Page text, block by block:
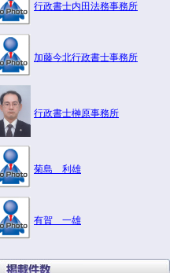
行政書士内田法務事務所
加藤今北行政書士事務所
行政書士榊原事務所
菊島 利雄
有賀 一雄